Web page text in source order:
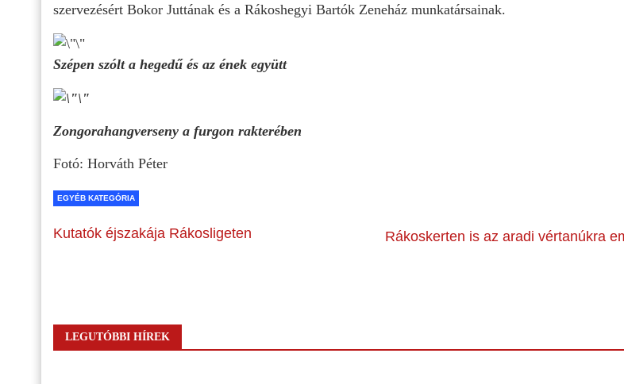
szervezésért Bokor Juttának és a Rákoshegyi Bartók Zeneház munkatársainak.
Szépen szólt a hegedű és az ének együtt
Zongorahangverseny a furgon rakterében
Fotó: Horváth Péter
EGYÉB KATEGÓRIA
Kutatók éjszakája Rákosligeten Rákoskerten is az aradi vértanúkra
LEGUTÓBBI HÍREK